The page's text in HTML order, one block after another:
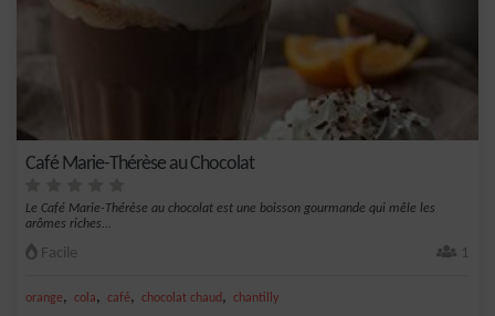
Café Marie-Thérèse au Chocolat
Le Café Marie-Thérèse au chocolat est une boisson gourmande qui mêle les
arômes riches...
Facile 1
orange, cola, café, chocolat chaud , chantilly